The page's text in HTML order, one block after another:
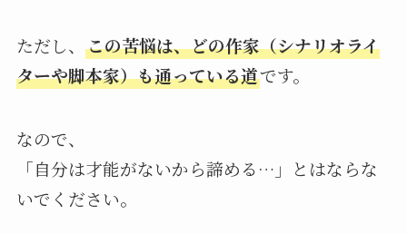
ただし、 この苦悩は、どの作家（シナリオライ
ターや脚本家）も通っている道です。
なので、
「自分は才能がないから諦める…」とはならな
いでください。